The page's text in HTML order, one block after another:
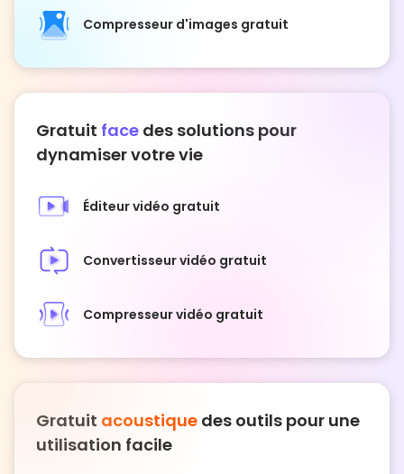
Compresseur d'images gratuit
Gratuit face des solutions pour
dynamiser votre vie
Éditeur vidéo gratuit
Convertisseur vidéo gratuit
Compresseur vidéo gratuit
Gratuit acoustique des outils pour une
utilisation facile